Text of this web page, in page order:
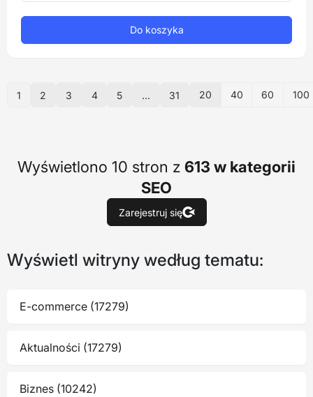
Do koszyka
1 2 3 4 5 ... 31 20 40 60 100
Wyświetlono 10 stron z 613 w kategorii
SEO
Zarejestruj się
Wyświetl witryny według tematu:
E-commerce (17279)
Aktualności (17279)
Biznes (10242)